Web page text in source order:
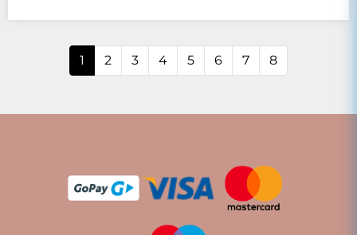
1 2 3 4 5 6 7 8